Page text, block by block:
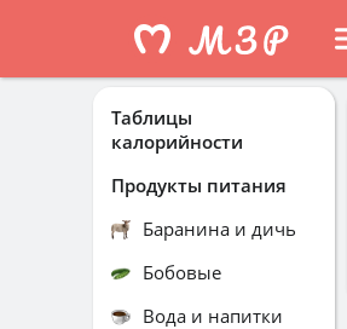
Таблицы
калорийности
Продукты питания
Баранина и дичь
Бобовые
Вода и напитки